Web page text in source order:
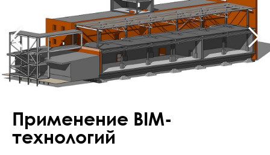
Применение BIM-
технологий